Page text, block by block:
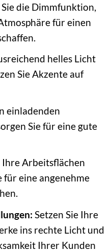
die Dimmfunktion,
für einen
helles Licht
Sie Akzente auf
einladenden
Sie für eine gute
Ihre Arbeitsflächen
für eine angenehme
Setzen Sie Ihre
ins rechte Licht und
Ihrer Kunden